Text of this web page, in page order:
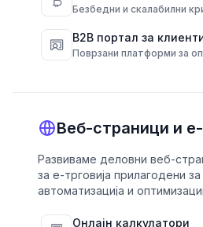
Безбедни и скалабилни
усогласеност.
B2B портал за
Поврзани платформи за
Веб-страници и е-
Развиваме деловни веб-
за е-трговија прилагодени за
автоматизација и
Онлајн калкулатори